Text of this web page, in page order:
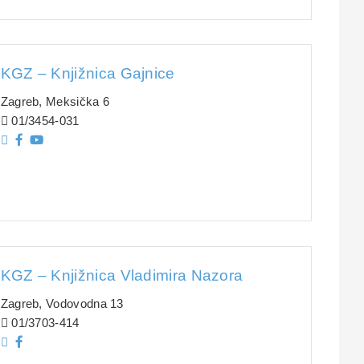
KGZ – Knjižnica Gajnice
Zagreb, Meksička 6
01/3454-031
KGZ – Knjižnica Vladimira Nazora
Zagreb, Vodovodna 13
01/3703-414